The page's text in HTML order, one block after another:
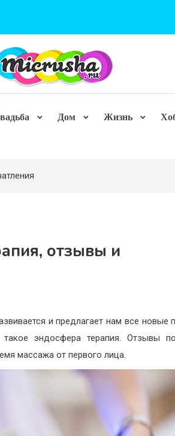
Дом Жизнь
отзывы и
и предлагает нам все новые
эндосфера терапия. Отзывы
массажа от первого лица.